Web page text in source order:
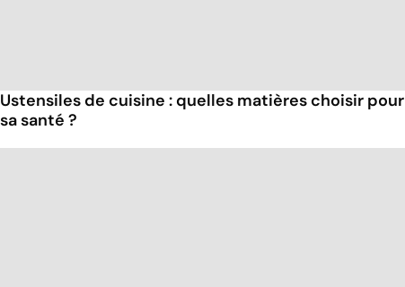
Ustensiles de cuisine : quelles matières choisir pour
sa santé ?